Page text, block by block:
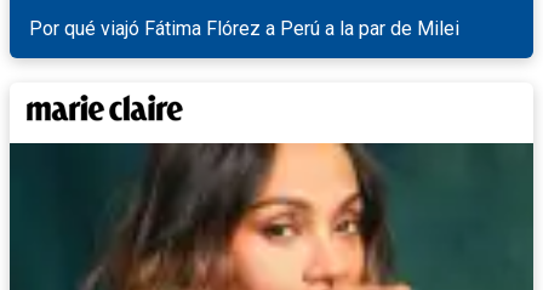
Por qué viajó Fátima Flórez a Perú a la par de Milei